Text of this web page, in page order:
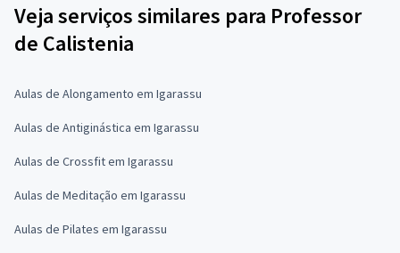
Veja serviços similares para Professor
de Calistenia
Aulas de Alongamento em Igarassu
Aulas de Antiginástica em Igarassu
Aulas de Crossfit em Igarassu
Aulas de Meditação em Igarassu
Aulas de Pilates em Igarassu